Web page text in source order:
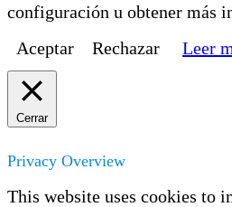
configuración u obtener más
Aceptar
Rechazar Leer
Cerrar
Privacy Overview
This website uses cookies to